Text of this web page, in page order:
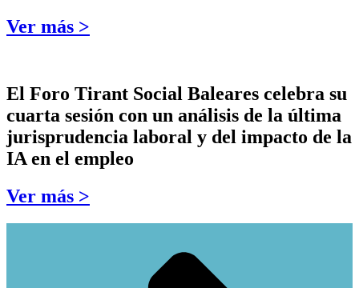
Ver más >
El Foro Tirant Social Baleares celebra su
cuarta sesión con un análisis de la última
jurisprudencia laboral y del impacto de la
IA en el empleo
Ver más >